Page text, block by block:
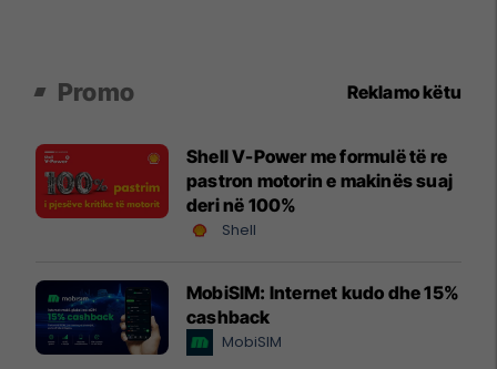
Promo Reklamo këtu
Shell V-Power me formulë të re
pastron motorin e makinës suaj
deri në 100%
Shell
MobiSIM: Internet kudo dhe 15%
cashback
MobiSIM